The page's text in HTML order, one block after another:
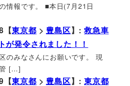
情報です。 ■本日(7月21日
【東京都 >豊島区】:救急車
が発令されました！！
のみなさんにお願いです。 現
[…]
【東京都 >豊島区】:東京都